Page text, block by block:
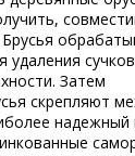
удаления
Затем
скрепляют
надежный